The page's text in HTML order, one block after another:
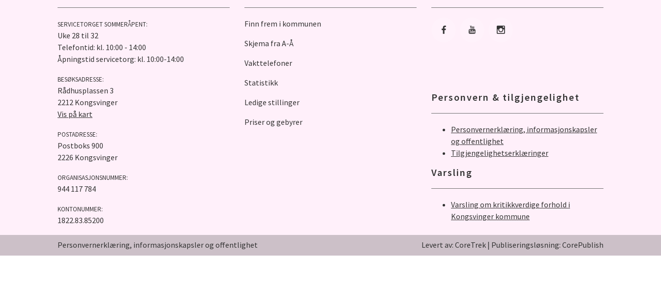
SERVICETORGET SOMMERÅPENT:
Uke 28 til 32
Telefontid: kl. 10:00 - 14:00
Åpningstid servicetorg: kl. 10:00-14:00
BESØKSADRESSE:
Rådhusplassen 3
2212 Kongsvinger
Vis på kart
POSTADRESSE:
Postboks 900
2226 Kongsvinger
ORGANISASJONSNUMMER:
944 117 784
KONTONUMMER:
1822.83.85200
Finn frem i kommunen
Skjema fra A-Å
Vakttelefoner
Statistikk
Ledige stillinger
Priser og gebyrer
Gå til Facebook
Gå til YoutubeGå til Instagram
Personvern & tilgjengelighet
Personvernerklæring, informasjonskapsler
og offentlighet
Tilgjengelighetserklæringer
Varsling
Varsling om kritikkverdige forhold i
Kongsvinger kommune
Personvernerklæring, informasjonskapsler og offentlighet Levert av: CoreTrek | Publiseringsløsning: CorePublish